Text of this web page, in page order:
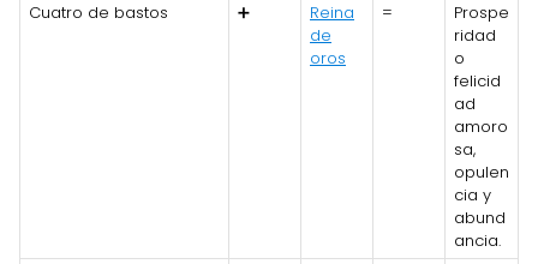
Cuatro de bastos
➕
Reina
de
oros
=
Prospe
ridad
o
felicid
ad
amoro
sa,
opulen
cia y
abund
ancia.